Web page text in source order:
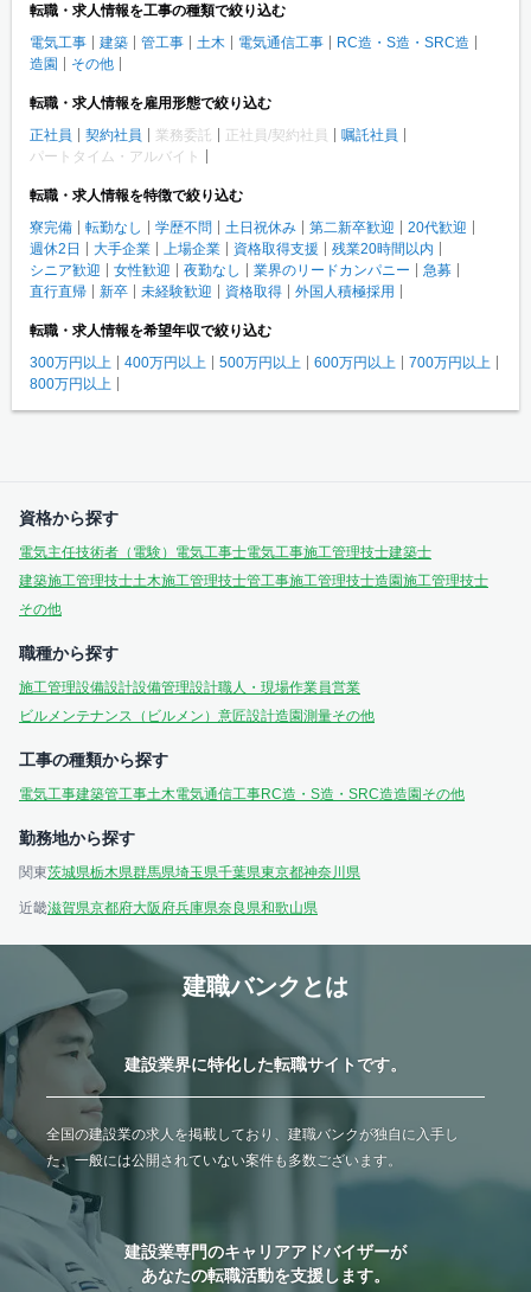
転職・求人情報を工事の種類で絞り込む
電気工事
建築 管工事 土木 電気通信工事
RC造・S造・SRC造
造園
その他
転職・求人情報を雇用形態で絞り込む
正社員
契約社員 業務委託 正社員/契約社員
嘱託社員
パートタイム・アルバイト
転職・求人情報を特徴で絞り込む
寮完備
転勤なし 学歴不問 土日祝休み 第二新卒歓迎
20代歓迎
週休2日
大手企業 上場企業 資格取得支援
残業20時間以内
シニア歓迎
女性歓迎 夜勤なし 業界のリードカンパニー
急募
直行直帰
新卒 未経験歓迎 資格取得 外国人積極採用
転職・求人情報を希望年収で絞り込む
300万円以上
400万円以上 500万円以上 600万円以上
700万円以上
800万円以上
資格から探す
電気主任技術者（電験） 電気工事士電気工事施工管理技士建築士
建築施工管理技士土木施工管理技士管工事施工管理技士造園施工管理技士
その他
職種から探す
施工管理設備設計設備管理設計職人・現場作業員営業
ビルメンテナンス（ビルメン） 意匠設計造園測量その他
工事の種類から探す
電気工事建築管工事土木電気通信工事RC造・S造・SRC造造園 その他
勤務地から探す
関東茨城県栃木県群馬県埼玉県千葉県東京都神奈川県
近畿滋賀県京都府大阪府兵庫県奈良県和歌山県
建職バンクとは
建設業界に特化した転職サイトです。
全国の建設業の求人を掲載しており、建職バンクが独自に入手し
た、一般には公開されていない案件も多数ございます。
建設業専門のキャリアアドバイザーが
あなたの転職活動を支援します。